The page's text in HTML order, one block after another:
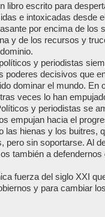
libro escrito para
e intoxicadas desde
por encima de los
y de los recursos y
y periodistas
poderes decisivos que
dominar el mundo. En
veces lo han
y periodistas se
empujan hacia el
las hienas y los buitres,
pero sin soportarse. Al
también a defendernos
fuerza del siglo XXI
y para cambiar